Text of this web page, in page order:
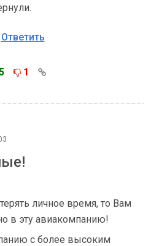
Ответить
1
личное время, то Вам
в эту авиакомпанию!
с более высоким